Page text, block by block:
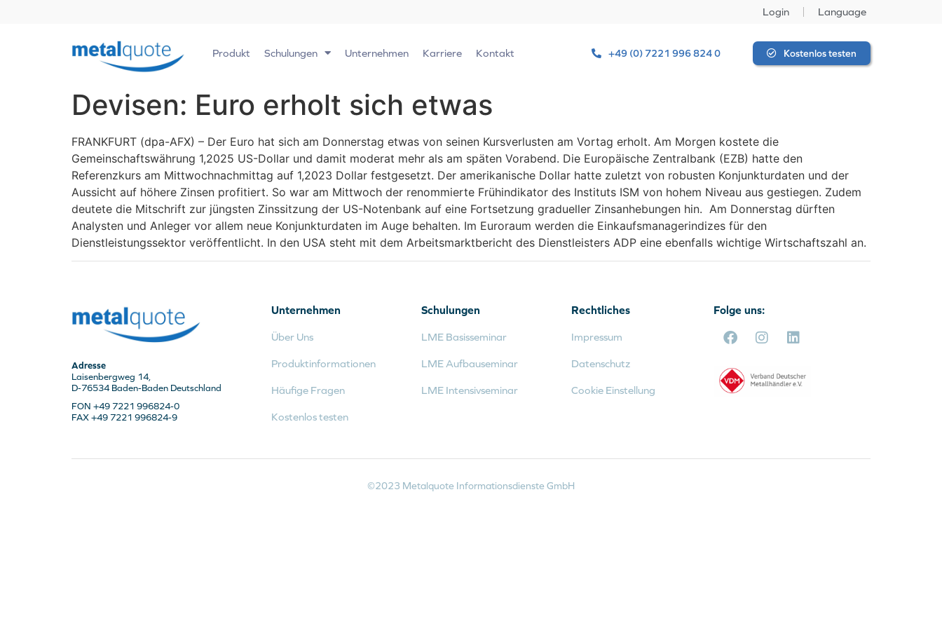
Login Language
Produkt Schulungen Unternehmen Karriere Kontakt +49 (0) 7221 996 824 0 Kostenlos testen
Devisen: Euro erholt sich etwas
FRANKFURT (dpa-AFX) – Der Euro hat sich am Donnerstag etwas von seinen Kursverlusten am Vortag erholt. Am Morgen kostete die
Gemeinschaftswährung 1,2025 US-Dollar und damit moderat mehr als am späten Vorabend. Die Europäische Zentralbank (EZB) hatte den
Referenzkurs am Mittwochnachmittag auf 1,2023 Dollar festgesetzt. Der amerikanische Dollar hatte zuletzt von robusten Konjunkturdaten und der
Aussicht auf höhere Zinsen profitiert. So war am Mittwoch der renommierte Frühindikator des Instituts ISM von hohem Niveau aus gestiegen. Zudem
deutete die Mitschrift zur jüngsten Zinssitzung der US-Notenbank auf eine Fortsetzung gradueller Zinsanhebungen hin. Am Donnerstag dürften
Analysten und Anleger vor allem neue Konjunkturdaten im Auge behalten. Im Euroraum werden die Einkaufsmanagerindizes für den
Dienstleistungssektor veröffentlicht. In den USA steht mit dem Arbeitsmarktbericht des Dienstleisters ADP eine ebenfalls wichtige Wirtschaftszahl an.
Adresse
Laisenbergweg 14,
D-76534 Baden-Baden Deutschland
FON +49 7221 996824-0
FAX +49 7221 996824-9
Unternehmen
Über Uns
Produktinformationen
Häufige Fragen
Kostenlos testen
Schulungen
LME Basisseminar
LME Aufbauseminar
LME Intensivseminar
Rechtliches
Impressum
Datenschutz
Cookie Einstellung
Folge uns:
©2023 Metalquote Informationsdienste GmbH